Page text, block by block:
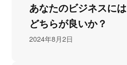
あなたのビジネスには
どちらが良いか？
2024年8月2日